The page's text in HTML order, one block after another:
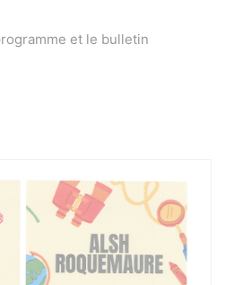
et le bulletin